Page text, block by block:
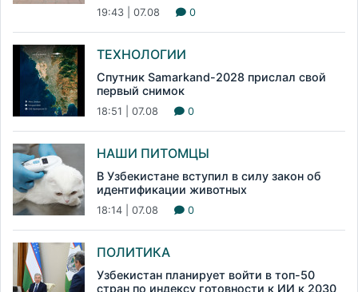
19:43 | 07.08 0
ТЕХНОЛОГИИ
Спутник Samarkand-2028 прислал свой
первый снимок
18:51 | 07.08 0
НАШИ ПИТОМЦЫ
В Узбекистане вступил в силу закон об
идентификации животных
18:14 | 07.08 0
ПОЛИТИКА
Узбекистан планирует войти в топ-50
стран по индексу готовности к ИИ к 2030